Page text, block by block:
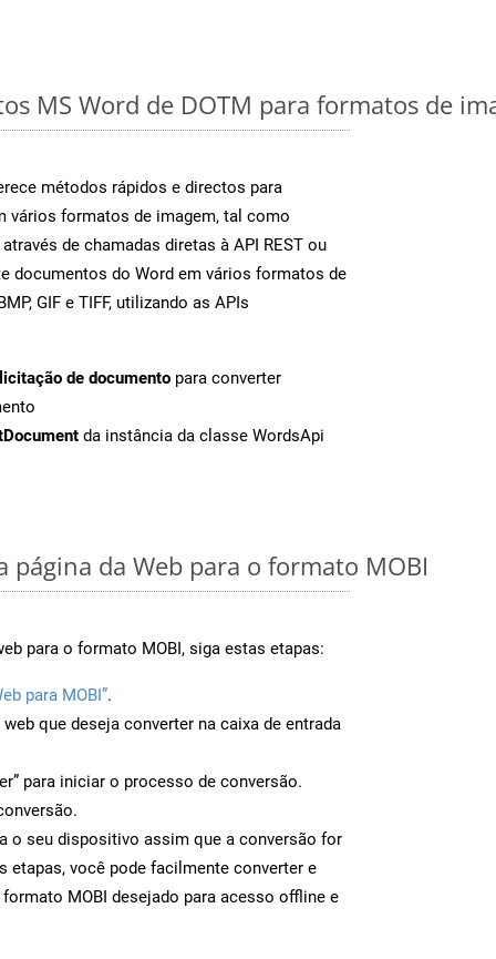
MS Word de DOTM para formatos de
métodos rápidos e directos para
vários formatos de imagem, tal como
de chamadas diretas à API REST ou
documentos do Word em vários formatos de
GIF e TIFF, utilizando as APIs
de documento para converter
da instância da classe WordsApi
página da Web para o formato MOBI
para o formato MOBI, siga estas etapas:
para MOBI”.
que deseja converter na caixa de entrada
para iniciar o processo de conversão.
o seu dispositivo assim que a conversão for
etapas, você pode facilmente converter e
MOBI desejado para acesso offline e